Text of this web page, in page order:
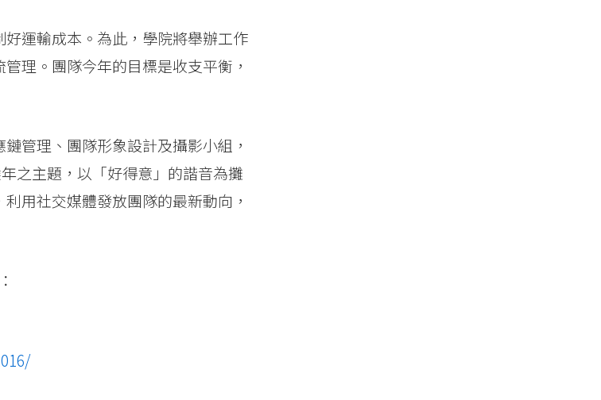
運輸成本。為此，學院將舉辦工作
理。團隊今年的目標是收支平衡，
管理、團隊形象設計及攝影小組，
之主題，以「好得意」的諧音為攤
用社交媒體發放團隊的最新動向，